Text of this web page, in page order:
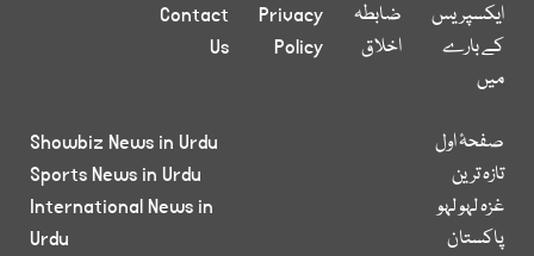
ایکسپریس
کے بارے
میں
ضابطہ
اخلاق
Privacy
Policy
Contact
Us
صفحۂ اول
تازہ ترین
غزہ لہو لہو
پاکستان
Showbiz News in Urdu
Sports News in Urdu
International News in
Urdu